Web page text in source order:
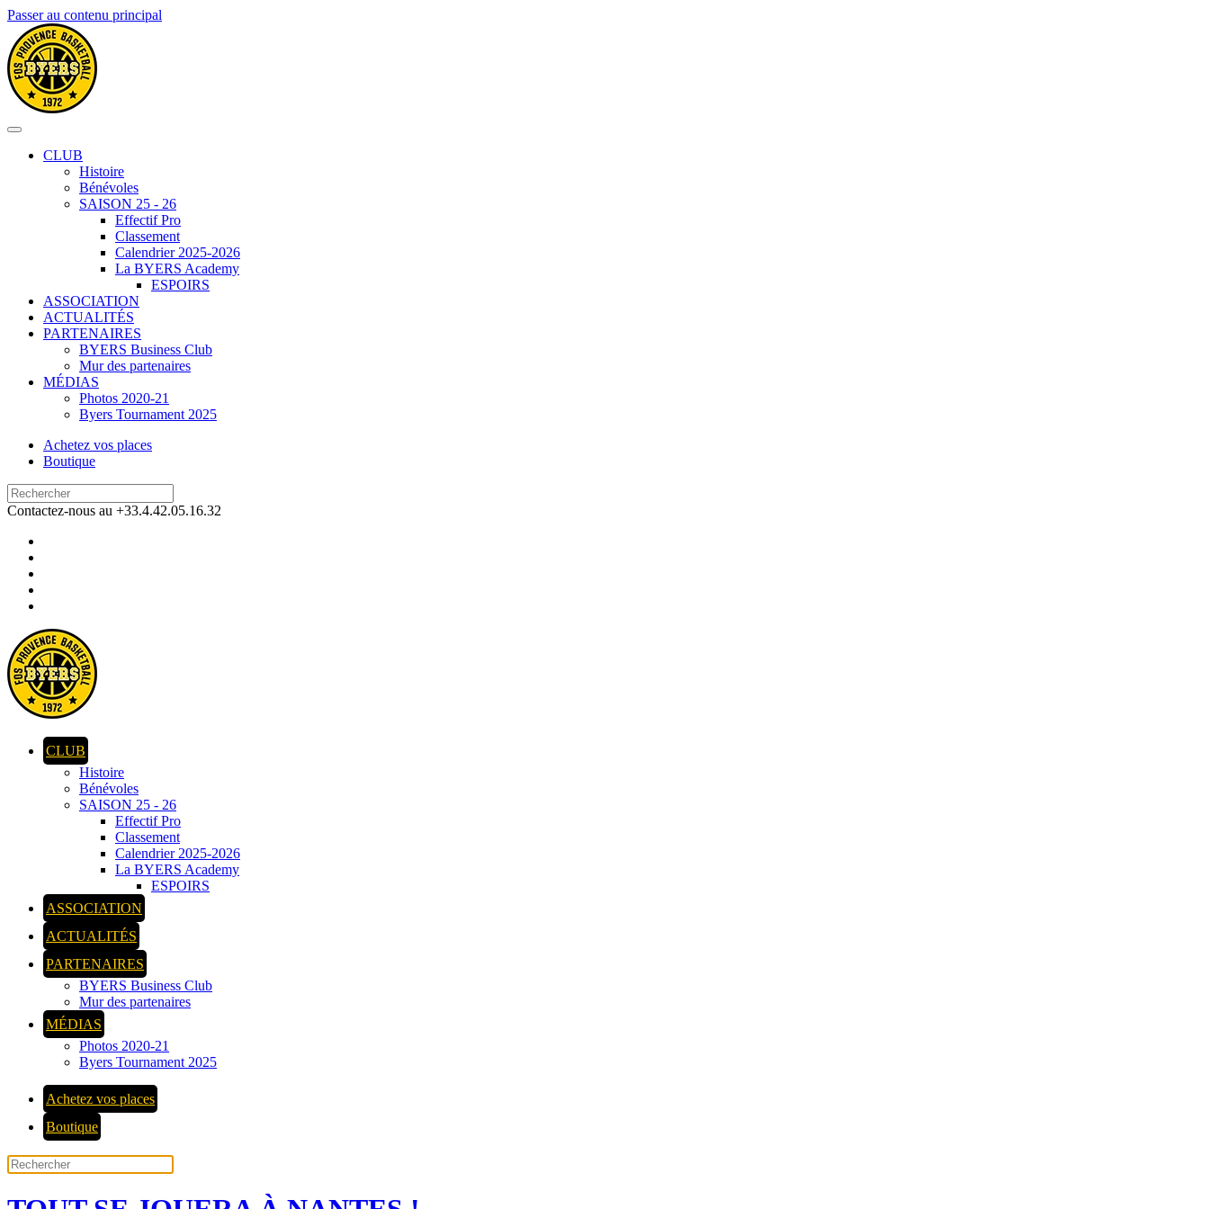
Passer au contenu principal
CLUB
Histoire
Bénévoles
SAISON 25 - 26
Effectif Pro
Classement
Calendrier 2025-2026
La BYERS Academy
ESPOIRS
ASSOCIATION
ACTUALITÉS
PARTENAIRES
BYERS Business Club
Mur des partenaires
MÉDIAS
Photos 2020-21
Byers Tournament 2025
Achetez vos places
Boutique
Contactez-nous au +33.4.42.05.16.32
CLUB
Histoire
Bénévoles
SAISON 25 - 26
Effectif Pro
Classement
Calendrier 2025-2026
La BYERS Academy
ESPOIRS
ASSOCIATION
ACTUALITÉS
PARTENAIRES
BYERS Business Club
Mur des partenaires
MÉDIAS
Photos 2020-21
Byers Tournament 2025
Achetez vos places
Boutique